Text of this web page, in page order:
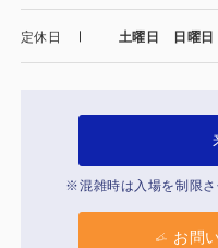
モジュール建築（プレハブ
定休日 土曜日 日曜
※混雑時は入場を制限さ
お問